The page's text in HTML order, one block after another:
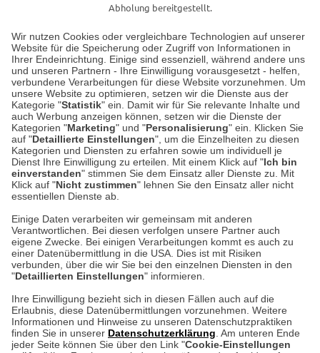
Wir nutzen Cookies oder vergleichbare Technologien auf unserer
Website für die Speicherung oder Zugriff von Informationen in
Ihrer Endeinrichtung. Einige sind essenziell, während andere uns
und unseren Partnern - Ihre Einwilligung vorausgesetzt - helfen,
verbundene Verarbeitungen für diese Website vorzunehmen. Um
unsere Website zu optimieren, setzen wir die Dienste aus der
Kategorie "Statistik" ein. Damit wir für Sie relevante Inhalte und
auch Werbung anzeigen können, setzen wir die Dienste der
Kategorien "Marketing" und "Personalisierung" ein. Klicken Sie
auf "Detaillierte Einstellungen", um die Einzelheiten zu diesen
Kategorien und Diensten zu erfahren sowie um individuell je
Dienst Ihre Einwilligung zu erteilen. Mit einem Klick auf "Ich bin
einverstanden" stimmen Sie dem Einsatz aller Dienste zu. Mit
Klick auf "Nicht zustimmen" lehnen Sie den Einsatz aller nicht
essentiellen Dienste ab.
Einige Daten verarbeiten wir gemeinsam mit anderen
Verantwortlichen. Bei diesen verfolgen unsere Partner auch
eigene Zwecke. Bei einigen Verarbeitungen kommt es auch zu
einer Datenübermittlung in die USA. Dies ist mit Risiken
verbunden, über die wir Sie bei den einzelnen Diensten in den
"Detaillierten Einstellungen" informieren.
Ihre Einwilligung bezieht sich in diesen Fällen auch auf die
Erlaubnis, diese Datenübermittlungen vorzunehmen. Weitere
Informationen und Hinweise zu unseren Datenschutzpraktiken
finden Sie in unserer Datenschutzerklärung . Am unteren Ende
jeder Seite können Sie über den Link "Cookie-Einstellungen
Abholung bereitgestellt.
Unser Geschäft in Meckenheim
Auf dem Steinbüchel 6
53340 Meckenheim
Montag bis Samstag 9:00 Uhr bis 18:00 Uhr
weitere Information
Hier finden Sie uns im Netz
Kontakt
Umwelt und Entsorgung
Zur Echtheit von Bewertungen
Hinweisgeber-Schutzgesetz
Barrierefreiheit unserer Website
Cookie-Einstellungen in Ihrem Browser
ACHTUNG!
Ihr Browser speichert aktuell keine Cookies!